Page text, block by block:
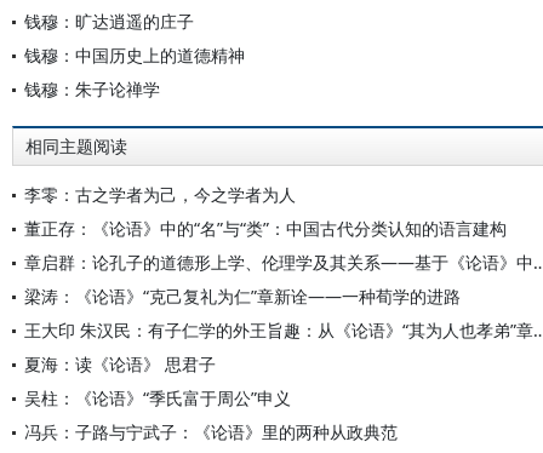
钱穆：旷达逍遥的庄子
钱穆：中国历史上的道德精神
钱穆：朱子论禅学
相同主题阅读
李零：古之学者为己，今之学者为人
董正存：《论语》中的“名”与“类”：中国古代分类认知的语言建构
章启群：论孔子的道德形上学、伦
梁涛：《论语》“克己复礼为仁”章新诠——一种荀学的进路
王大印 朱汉民：有子仁学的外王旨
夏海：读《论语》 思君子
吴柱：《论语》“季氏富于周公”申义
冯兵：子路与宁武子：《论语》里的两种从政典范